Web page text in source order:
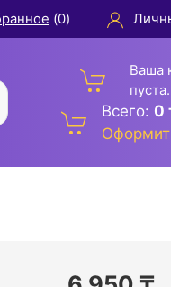
(0)
Ваша
пуста.
Всего: 0